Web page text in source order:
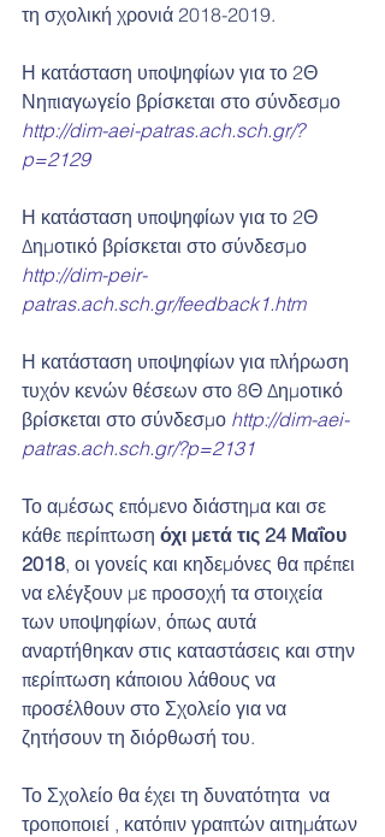
τη σχολική χρονιά 2018-2019.
Η κατάσταση υποψηφίων για το 2Θ
Νηπιαγωγείο βρίσκεται στο σύνδεσμο
http://dim-aei-patras.ach.sch.gr/?
p=2129
Η κατάσταση υποψηφίων για το 2Θ
Δημοτικό βρίσκεται στο σύνδεσμο
http://dim-peir-
patras.ach.sch.gr/feedback1.htm
Η κατάσταση υποψηφίων για πλήρωση
τυχόν κενών θέσεων στο 8Θ Δημοτικό
βρίσκεται στο σύνδεσμο http://dim-aei-
patras.ach.sch.gr/?p=2131
Το αμέσως επόμενο διάστημα και σε
κάθε περίπτωση όχι μετά τις 24 Μαΐου
2018, οι γονείς και κηδεμόνες θα πρέπει
να ελέγξουν με προσοχή τα στοιχεία
των υποψηφίων, όπως αυτά
αναρτήθηκαν στις καταστάσεις και στην
περίπτωση κάποιου λάθους να
προσέλθουν στο Σχολείο για να
ζητήσουν τη διόρθωσή του.
Το Σχολείο θα έχει τη δυνατότητα  να
τροποποιεί , κατόπιν γραπτών αιτημάτων